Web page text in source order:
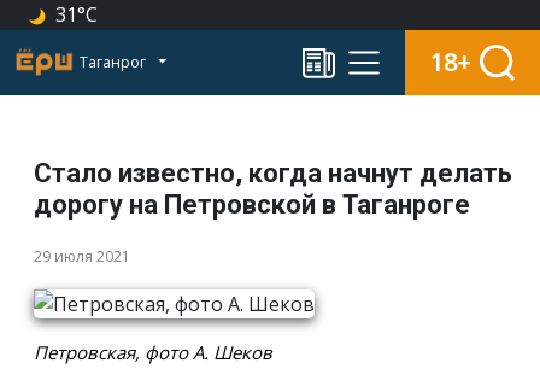
31°C
Таганрог 18+
Стало известно, когда начнут делать
дорогу на Петровской в Таганроге
29 июля 2021
Петровская, фото А. Шеков